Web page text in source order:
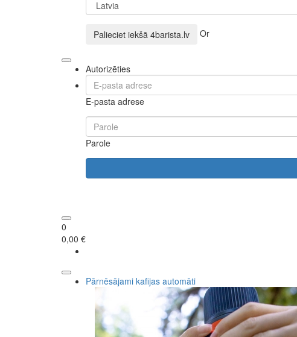
Palieciet iekšā 4barista.lv Or
Autorizēties
E-pasta adrese
Parole
0
0,00 €
Pārnēsājami kafijas automāti